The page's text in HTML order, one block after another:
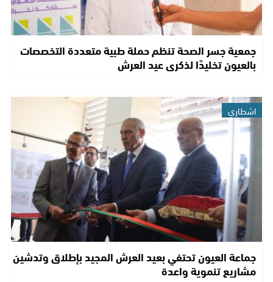
جمعية جسر الصحة تنظم حملة طبية متعددة التخصصات
بالعيون تخليدًا لذكرى عيد العرش
اشطاري
جماعة العيون تحتفي بعيد العرش المجيد بإطلاق وتدشين
مشاريع تنموية واعدة